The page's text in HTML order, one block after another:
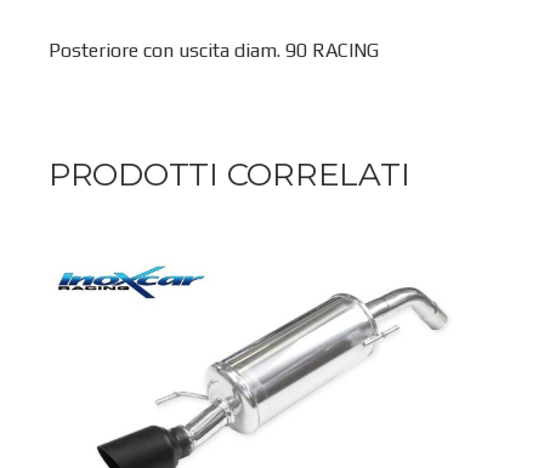
Posteriore con uscita diam. 90 RACING
PRODOTTI CORRELATI